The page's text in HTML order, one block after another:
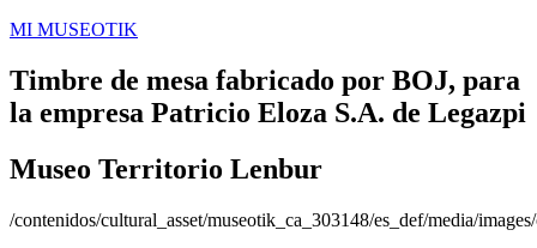
MI MUSEOTIK
Timbre de mesa fabricado por BOJ, para
la empresa Patricio Eloza S.A. de Legazpi
Museo Territorio Lenbur
/contenidos/cultural_asset/museotik_ca_303148/es_def/media/